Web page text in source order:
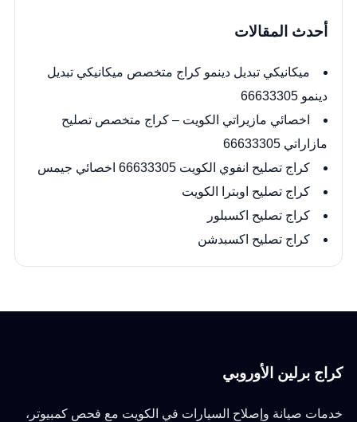
أحدث المقالات
ميكانيكي تبديل دينمو كراج متخصص ميكانيكي تبديل
دينمو 66633305
اخصائي مازيراتي الكويت – كراج متخصص تصليح
مازاراتي 66633305
كراج تصليح انفوي الكويت 66633305 اخصائي جيمس
كراج تصليح اوبترا الكويت
كراج تصليح اكسبلور
كراج تصليح اكسبدشن
كراج برلين الأوروبي
خدمات صيانة وإصلاح السيارات في الكويت مع فحص كمبيوتر،